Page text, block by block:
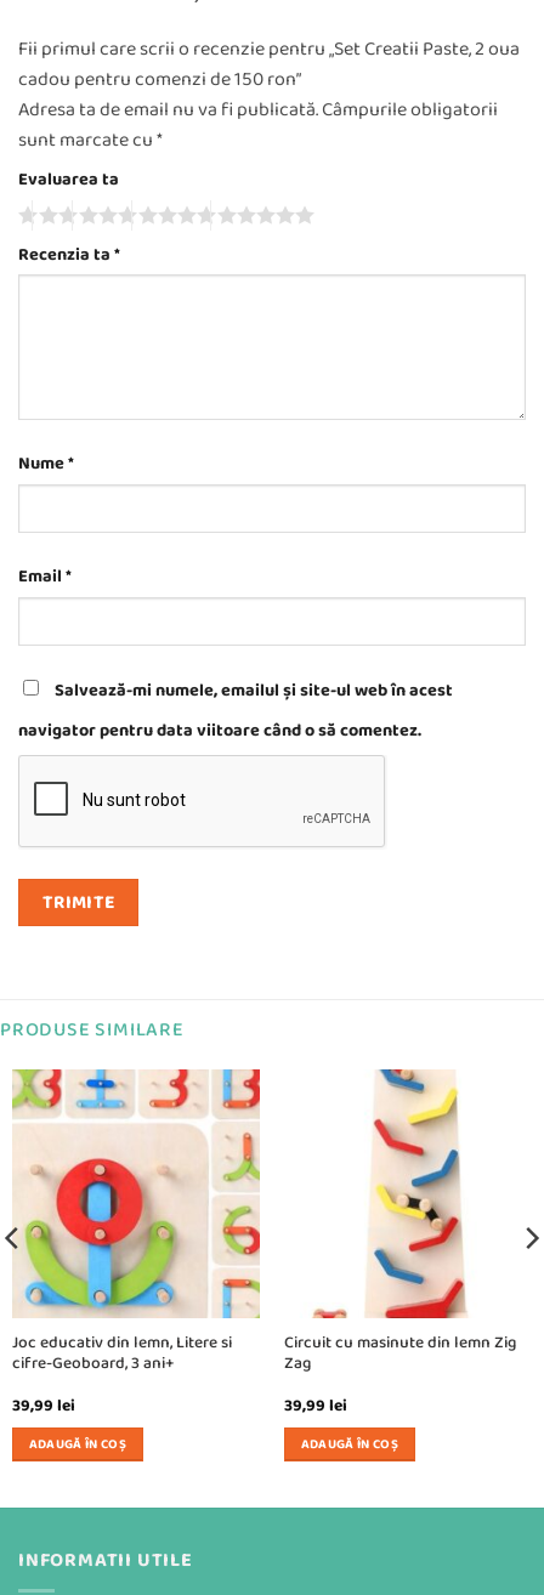
Fii primul care scrii o recenzie pentru „Set Creatii Paste, 2 oua
cadou pentru comenzi de 150 ron”
Adresa ta de email nu va fi publicată.Câmpurile obligatorii
sunt marcate cu*
Evaluarea ta
Recenzia ta*
Nume*
Email*
Salvează-mi numele, emailul și site-ul web în acest
navigator pentru data viitoare când o să comentez.
PRODUSE SIMILARE
Joc educativ din lemn, Litere si
cifre-Geoboard, 3 ani+
39,99lei
ADAUGĂ ÎN COȘ
Circuit cu masinute din lemn Zig
Zag
39,99lei
ADAUGĂ ÎN COȘ
INFORMATII UTILE